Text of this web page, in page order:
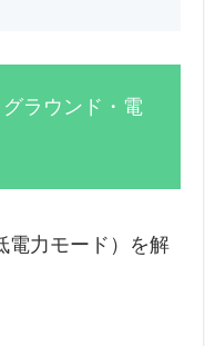
ラウンド・電
電力モード）を解